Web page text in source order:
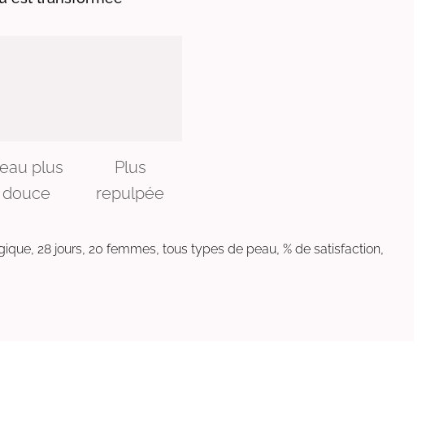
plus
douce
Plus
repulpée
28 jours, 20 femmes, tous types de peau, % de satisfaction,